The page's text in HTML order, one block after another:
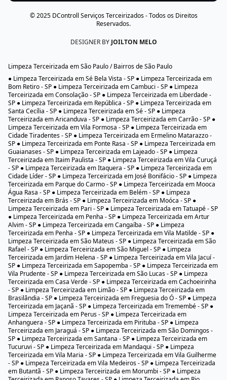
© 2025 DControll Serviços Terceirizados- Todos os Direitos
Reservados.
DESIGNER BY JOILTON MELO
Limpeza Terceirizada em São Paulo / Bairros de São Paulo
● Limpeza Terceirizada em Sé Bela Vista - SP ● Limpeza Terceirizada em
Bom Retiro - SP ● Limpeza Terceirizada em Cambuci - SP ● Limpeza
Terceirizada em Consolação - SP ● Limpeza Terceirizada em Liberdade -
SP ● Limpeza Terceirizada em República - SP ● Limpeza Terceirizada em
Santa Cecília - SP ● Limpeza Terceirizada em Sé - SP ● Limpeza
Terceirizada em Aricanduva - SP ● Limpeza Terceirizada em Carrão - SP ●
Limpeza Terceirizada em Vila Formosa - SP ● Limpeza Terceirizada em
Cidade Tiradentes - SP ● Limpeza Terceirizada em Ermelino Matarazzo -
SP ● Limpeza Terceirizada em Ponte Rasa - SP ● Limpeza Terceirizada em
Guaianases - SP ● Limpeza Terceirizada em Lajeado - SP ● Limpeza
Terceirizada em Itaim Paulista - SP ● Limpeza Terceirizada em Vila Curuçá
- SP ● Limpeza Terceirizada em Itaquera - SP ● Limpeza Terceirizada em
Cidade Líder - SP ● Limpeza Terceirizada em José Bonifácio - SP ● Limpeza
Terceirizada em Parque do Carmo - SP ● Limpeza Terceirizada em Mooca
Água Rasa - SP ● Limpeza Terceirizada em Belém - SP ● Limpeza
Terceirizada em Brás - SP ● Limpeza Terceirizada em Moóca - SP ●
Limpeza Terceirizada em Pari - SP ● Limpeza Terceirizada em Tatuapé - SP
● Limpeza Terceirizada em Penha - SP ● Limpeza Terceirizada em Artur
Alvim - SP ● Limpeza Terceirizada em Cangaíba - SP ● Limpeza
Terceirizada em Penha - SP ● Limpeza Terceirizada em Vila Matilde - SP ●
Limpeza Terceirizada em São Mateus - SP ● Limpeza Terceirizada em São
Rafael - SP ● Limpeza Terceirizada em São Miguel - SP ● Limpeza
Terceirizada em Jardim Helena - SP ● Limpeza Terceirizada em Vila Jacuí -
SP ● Limpeza Terceirizada em Sapopemba - SP ● Limpeza Terceirizada em
Vila Prudente - SP ● Limpeza Terceirizada em São Lucas - SP ● Limpeza
Terceirizada em Casa Verde - SP ● Limpeza Terceirizada em Cachoeirinha
- SP ● Limpeza Terceirizada em Limão - SP ● Limpeza Terceirizada em
Brasilândia - SP ● Limpeza Terceirizada em Freguesia do Ó - SP ● Limpeza
Terceirizada em Jaçanã - SP ● Limpeza Terceirizada em Tremembé - SP ●
Limpeza Terceirizada em Perus - SP ● Limpeza Terceirizada em
Anhanguera - SP ● Limpeza Terceirizada em Pirituba - SP ● Limpeza
Terceirizada em Jaraguá - SP ● Limpeza Terceirizada em São Domingos -
SP ● Limpeza Terceirizada em Santana - SP ● Limpeza Terceirizada em
Tucuruvi - SP ● Limpeza Terceirizada em Mandaqui - SP ● Limpeza
Terceirizada em Vila Maria - SP ● Limpeza Terceirizada em Vila Guilherme
- SP ● Limpeza Terceirizada em Vila Medeiros - SP ● Limpeza Terceirizada
em Butantã - SP ● Limpeza Terceirizada em Morumbi - SP ● Limpeza